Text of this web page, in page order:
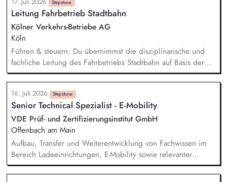
passender Lösungen. Erstellung und Nachverfolgung von
Angeboten. Begleitung von Projekten von der ersten Anfrage
bis zur Umsetzung. Zusammenarbeit mit internen Teams,
Technik und externen Partnern.
Stepstone
Leitung Fahrbetrieb Stadtbahn
Kölner Verkehrs-Betriebe AG
Köln
Führen & steuern: Du übernimmst die disziplinarische und
fachliche Leitung des Fahrbetriebs Stadtbahn auf Basis der
KVB-Führungsgrundsätze. Dabei führst du deine
Mitarbeitenden zielorientiert, führst Mitarbeitergespräche und
sorgst für klare Verantwortlichkeiten im Team. Du legst
Aufgaben und Befugnisse fest, stellst die Befähigung der
Mitarbeitenden für ihre Aufgaben sicher und erkennst
Potenziale, die du gezielt weiterentwickelst. Planen &
verantworten: Du stellst eine bedarfsgerechte
Personalberechnung zur Sicherstellung der
fahrplantechnischen Abwicklung der Fahrdienste sicher.
Budget managen: Du trägst die Budgetverantwortung für den
16. Juli 2026 Stepstone
Senior Technical Spezialist - E-Mobility
VDE Prüf- und Zertifizierungsinstitut GmbH
Offenbach am Main
Aufbau, Transfer und Weiterentwicklung von Fachwissen im
Bereich Ladeeinrichtungen, E-Mobility sowie relevanter
regulatorischer Vorgaben, Normen und Technologien.
Durchführung und Bewertung sicherheitsrelevanter Prüfungen